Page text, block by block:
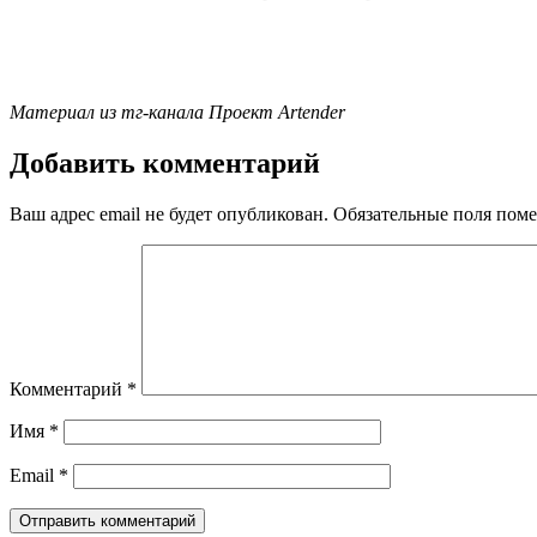
Материал из тг-канала Проект Artender
Добавить комментарий
Ваш адрес email не будет опубликован. Обязательные поля
Комментарий *
Имя *
Email *